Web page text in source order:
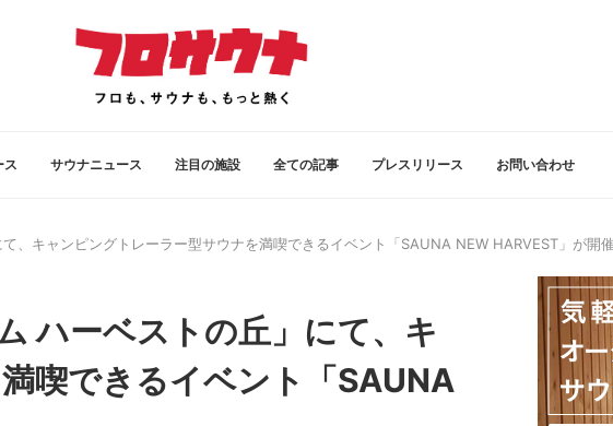
ス サウナニュース 注目の施設 全ての記事 プレスリリース お問い合わせ
、キャンピングトレーラー型サウナを満喫できるイベント「SAUNA NEW HARVEST」が開
ハーベストの丘」にて、キ
喫できるイベント「SAUNA